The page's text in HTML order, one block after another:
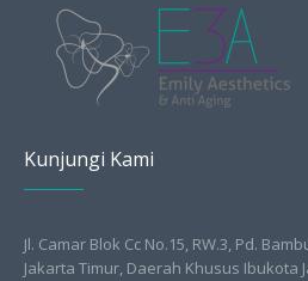
Kunjungi Kami
Jl. Camar Blok Cc No.15, RW.3, Pd.
Jakarta Timur, Daerah Khusus Ibukota